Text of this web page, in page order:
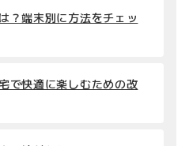
？端末別に方法をチェッ
で快適に楽しむための改